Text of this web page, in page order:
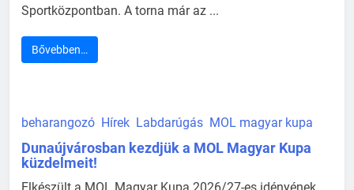
Sportközpontban. A torna már az ...
Bővebben…
beharangozó Hírek Labdarúgás MOL magyar kupa
Dunaújvárosban kezdjük a MOL Magyar Kupa
küzdelmeit!
Elkészült a MOL Magyar Kupa 2026/27-es idényének